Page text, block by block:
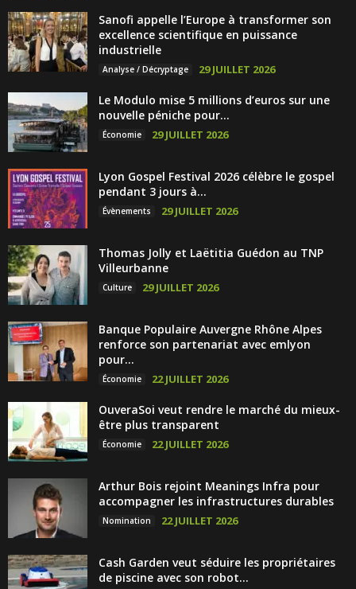
Sanofi appelle l’Europe à transformer son
excellence scientifique en puissance
industrielle
Analyse / Décryptage 29 JUILLET 2026
Le Modulo mise 5 millions d’euros sur une
nouvelle péniche pour...
Économie 29 JUILLET 2026
Lyon Gospel Festival 2026 célèbre le gospel
pendant 3 jours à...
Évènements 29 JUILLET 2026
Thomas Jolly et Laëtitia Guédon au TNP
Villeurbanne
Culture 29 JUILLET 2026
Banque Populaire Auvergne Rhône Alpes
renforce son partenariat avec emlyon
pour...
Économie 22 JUILLET 2026
OuveraSoi veut rendre le marché du mieux-
être plus transparent
Économie 22 JUILLET 2026
Arthur Bois rejoint Meanings Infra pour
accompagner les infrastructures durables
Nomination 22 JUILLET 2026
Cash Garden veut séduire les propriétaires
de piscine avec son robot...